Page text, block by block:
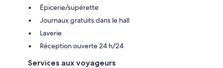
Épicerie/supérette
Journaux gratuits dans le hall
Laverie
Réception ouverte 24 h/24
Services aux voyageurs